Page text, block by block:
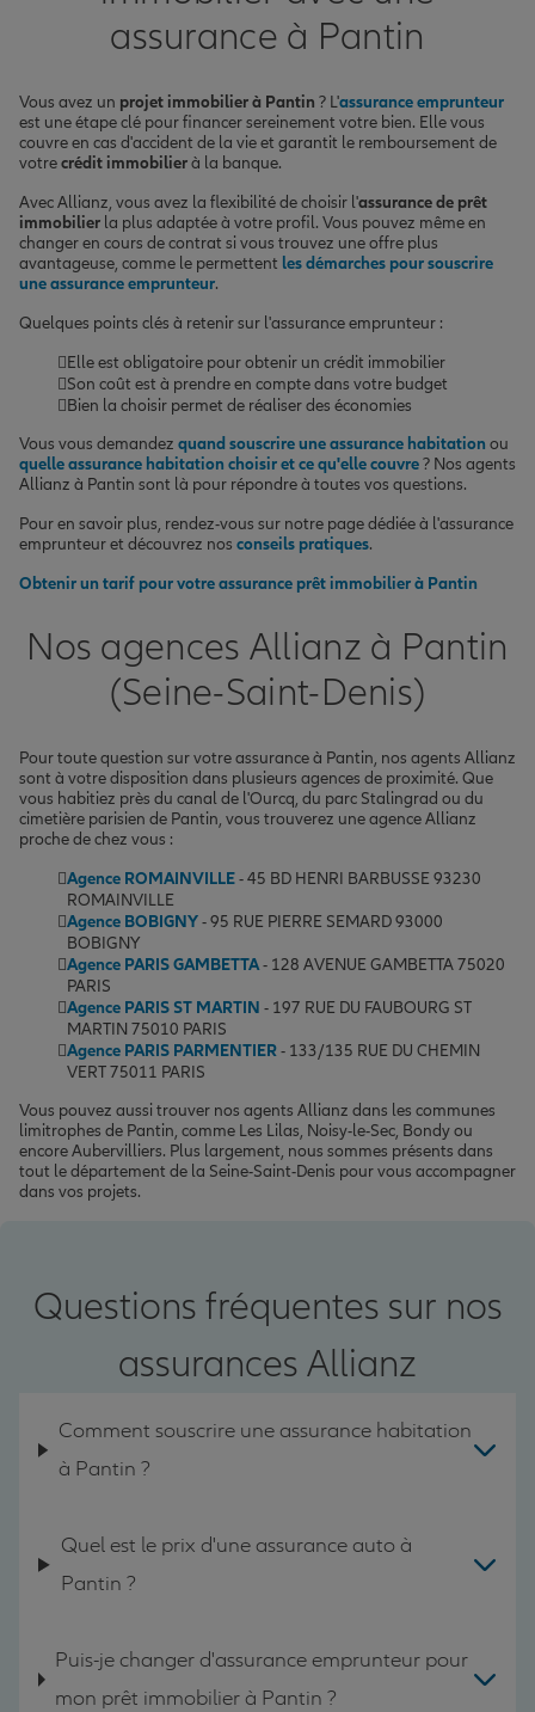
assurance à Pantin
Vous avez un projet immobilier à Pantin ? L'assurance emprunteur
est une étape clé pour financer sereinement votre bien. Elle vous
couvre en cas d'accident de la vie et garantit le remboursement de
votrecrédit immobilierà la banque.
Avec Allianz, vous avez la flexibilité de choisir l'assurance de prêt
immobilier la plus adaptée à votre profil. Vous pouvez même en
changer en cours de contrat si vous trouvez une offre plus
avantageuse, comme le permettent les démarches pour souscrire
une assurance emprunteur.
Quelques points clés à retenir sur l'assurance emprunteur :
Elle est obligatoire pour obtenir un crédit immobilier
Son coût est à prendre en compte dans votre budget
Bien la choisir permet de réaliser des économies
Vous vous demandez quand souscrire une assurance habitation ou
quelle assurance habitation choisir et ce qu'elle couvre? Nos agents
Allianz à Pantin sont là pour répondre à toutes vos questions.
Pour en savoir plus, rendez-vous sur notre page dédiée à l'assurance
emprunteur et découvrez nos conseils pratiques.
Obtenir un tarif pour votre assurance prêt immobilier à Pantin
Nos agences Allianz à Pantin
(Seine-Saint-Denis)
Pour toute question sur votre assurance à Pantin, nos agents Allianz
sont à votre disposition dans plusieurs agences de proximité. Que
vous habitiez près du canal de l'Ourcq, du parc Stalingrad ou du
cimetière parisien de Pantin, vous trouverez une agence Allianz
proche de chez vous :
Agence ROMAINVILLE- 45 BD HENRI BARBUSSE 93230
ROMAINVILLE
Agence BOBIGNY- 95 RUE PIERRE SEMARD 93000
BOBIGNY
Agence PARIS GAMBETTA- 128 AVENUE GAMBETTA 75020
PARIS
Agence PARIS ST MARTIN - 197 RUE DU FAUBOURG ST
MARTIN 75010 PARIS
Agence PARIS PARMENTIER- 133/135 RUE DU CHEMIN
VERT 75011 PARIS
Vous pouvez aussi trouver nos agents Allianz dans les communes
limitrophes de Pantin, comme Les Lilas, Noisy-le-Sec, Bondy ou
encore Aubervilliers. Plus largement, nous sommes présents dans
tout le département de la Seine-Saint-Denis pour vous accompagner
dans vos projets.
Questions fréquentes sur nos
assurances Allianz
Comment souscrire une assurance habitation
à Pantin ?
Quel est le prix d'une assurance auto à
Pantin ?
Puis-je changer d'assurance emprunteur pour
mon prêt immobilier à Pantin ?